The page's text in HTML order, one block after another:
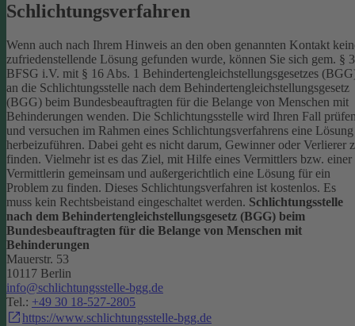
Schlichtungsverfahren
Wenn auch nach Ihrem Hinweis an den oben genannten Kontakt
zufriedenstellende Lösung gefunden wurde, können Sie sich gem. §
BFSG i.V. mit § 16 Abs. 1 Behindertengleichstellungsgesetzes
an die Schlichtungsstelle nach dem Behindertengleichstellungsgesetz
(BGG) beim Bundesbeauftragten für die Belange von Menschen mit
Behinderungen wenden. Die Schlichtungsstelle wird Ihren Fall
und versuchen im Rahmen eines Schlichtungsverfahrens eine Lösung
herbeizuführen. Dabei geht es nicht darum, Gewinner oder Verlierer
finden. Vielmehr ist es das Ziel, mit Hilfe eines Vermittlers bzw. einer
Vermittlerin gemeinsam und außergerichtlich eine Lösung für ein
Problem zu finden. Dieses Schlichtungsverfahren ist kostenlos. Es
muss kein Rechtsbeistand eingeschaltet werden. Schlichtungsstelle
nach dem Behindertengleichstellungsgesetz (BGG) beim
Bundesbeauftragten für die Belange von Menschen mit
Behinderungen
Mauerstr. 53
10117 Berlin
info@schlichtungsstelle-bgg.de
Tel.: +49 30 18-527-2805
https://www.schlichtungsstelle-bgg.de